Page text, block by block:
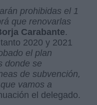
prohibidas el 1
que renovarlas
Carabante.
2020 y 2021
el plan
donde se
de subvención,
vamos a
el delegado.